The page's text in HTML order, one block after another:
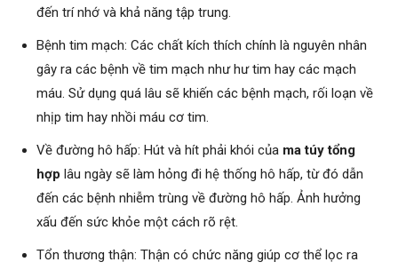
đến trí nhớ và khả năng tập trung.
Bệnh tim mạch: Các chất kích thích chính là nguyên nhân
gây ra các bệnh về tim mạch như hư tim hay các mạch
máu. Sử dụng quá lâu sẽ khiến các bệnh mạch, rối loạn về
nhịp tim hay nhồi máu cơ tim.
Về đường hô hấp: Hút và hít phải khói của ma túy tổng
hợp lâu ngày sẽ làm hỏng đi hệ thống hô hấp, từ đó dẫn
đến các bệnh nhiễm trùng về đường hô hấp. Ảnh hưởng
xấu đến sức khỏe một cách rõ rệt.
Tổn thương thận: Thận có chức năng giúp cơ thể lọc ra